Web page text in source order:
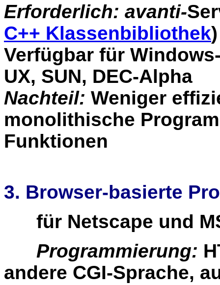
Erforderlich: avanti-
C++ Klassenbibliothek)
Verfügbar für
UX, SUN, DEC-Alpha
Nachteil: Weniger
monolithische
Funktionen
3. Browser-basierte
für Netscape und
Programmierung:
andere CGI-Sprache,